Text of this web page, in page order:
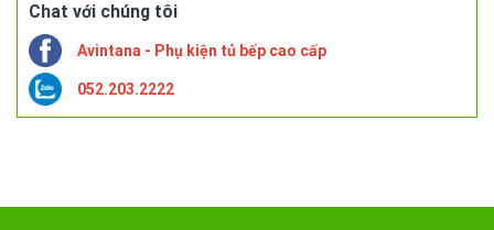
Chat với chúng tôi
Avintana - Phụ kiện tủ bếp cao cấp
052.203.2222